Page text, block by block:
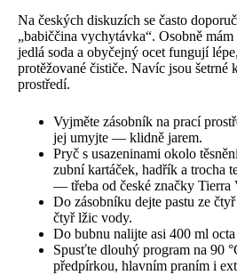
Na českých diskuzích se často
„babiččina vychytávka“. Osobně
jedlá soda a obyčejný ocet fungují
protěžované čističe. Navíc jsou šetrné
prostředí.
Vyjměte zásobník na prací
jej umyjte — klidně jarem.
Pryč s usazeninami okolo
zubní kartáček, hadřík a trocha
— třeba od české značky Tierra
Do zásobníku dejte pastu ze
čtyř lžic vody.
Do bubnu nalijte asi 400 ml
Spusťte dlouhý program na 90
předpírkou, hlavním praním i